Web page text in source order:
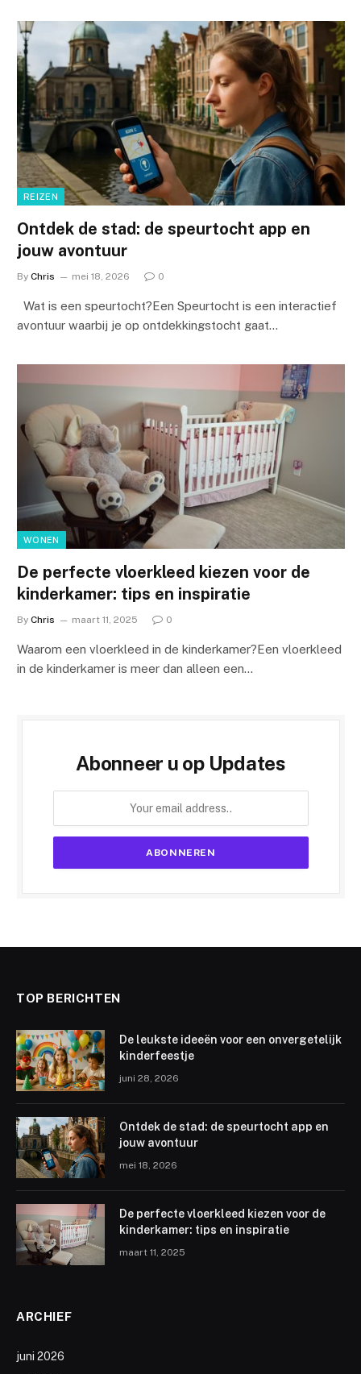
REIZEN
Ontdek de stad: de speurtocht app en
jouw avontuur
By Chris mei 18, 2026 0
Wat is een speurtocht?Een Speurtocht is een interactief
avontuur waarbij je op ontdekkingstocht gaat…
WONEN
De perfecte vloerkleed kiezen voor de
kinderkamer: tips en inspiratie
By Chris maart 11, 2025 0
Waarom een vloerkleed in de kinderkamer?Een vloerkleed
in de kinderkamer is meer dan alleen een…
Abonneer u op Updates
TOP BERICHTEN
De leukste ideeën voor een onvergetelijk
kinderfeestje
juni 28, 2026
Ontdek de stad: de speurtocht app en
jouw avontuur
mei 18, 2026
De perfecte vloerkleed kiezen voor de
kinderkamer: tips en inspiratie
maart 11, 2025
ARCHIEF
juni 2026